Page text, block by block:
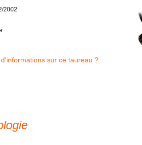
2002
sur ce taureau ?